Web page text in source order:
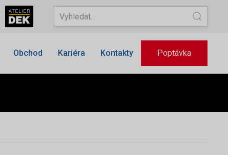
Obchod Kariéra Kontakty Poptávka